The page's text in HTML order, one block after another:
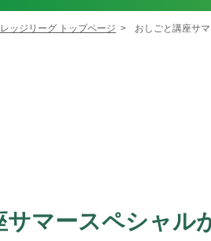
ッジリーグ トップページ おしごと講座サ
マースペシャル